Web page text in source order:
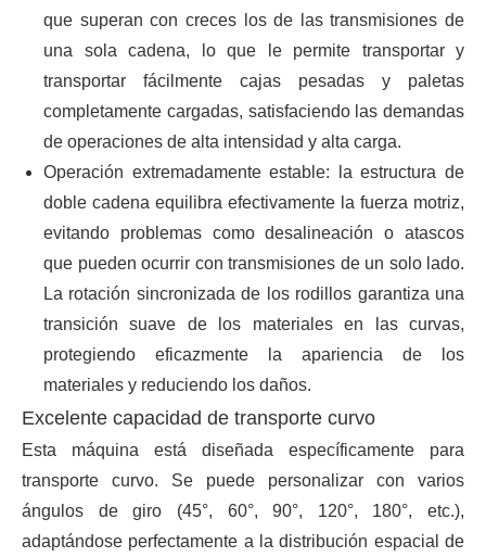
que superan con creces los de las transmisiones de
una sola cadena, lo que le permite transportar y
transportar fácilmente cajas pesadas y paletas
completamente cargadas, satisfaciendo las demandas
de operaciones de alta intensidad y alta carga.
Operación extremadamente estable: la estructura de
doble cadena equilibra efectivamente la fuerza motriz,
evitando problemas como desalineación o atascos
que pueden ocurrir con transmisiones de un solo lado.
La rotación sincronizada de los rodillos garantiza una
transición suave de los materiales en las curvas,
protegiendo eficazmente la apariencia de los
materiales y reduciendo los daños.
Excelente capacidad de transporte curvo
Esta máquina está diseñada específicamente para
transporte curvo. Se puede personalizar con varios
ángulos de giro (45°, 60°, 90°, 120°, 180°, etc.),
adaptándose perfectamente a la distribución espacial de